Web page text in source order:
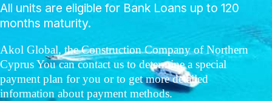
All units are eligible for Bank Loans up to 120
months maturity.
Akol Global, the Construction Company of Northern
Cyprus You can contact us to determine a special
payment plan for you or to get more detailed
information about payment methods.